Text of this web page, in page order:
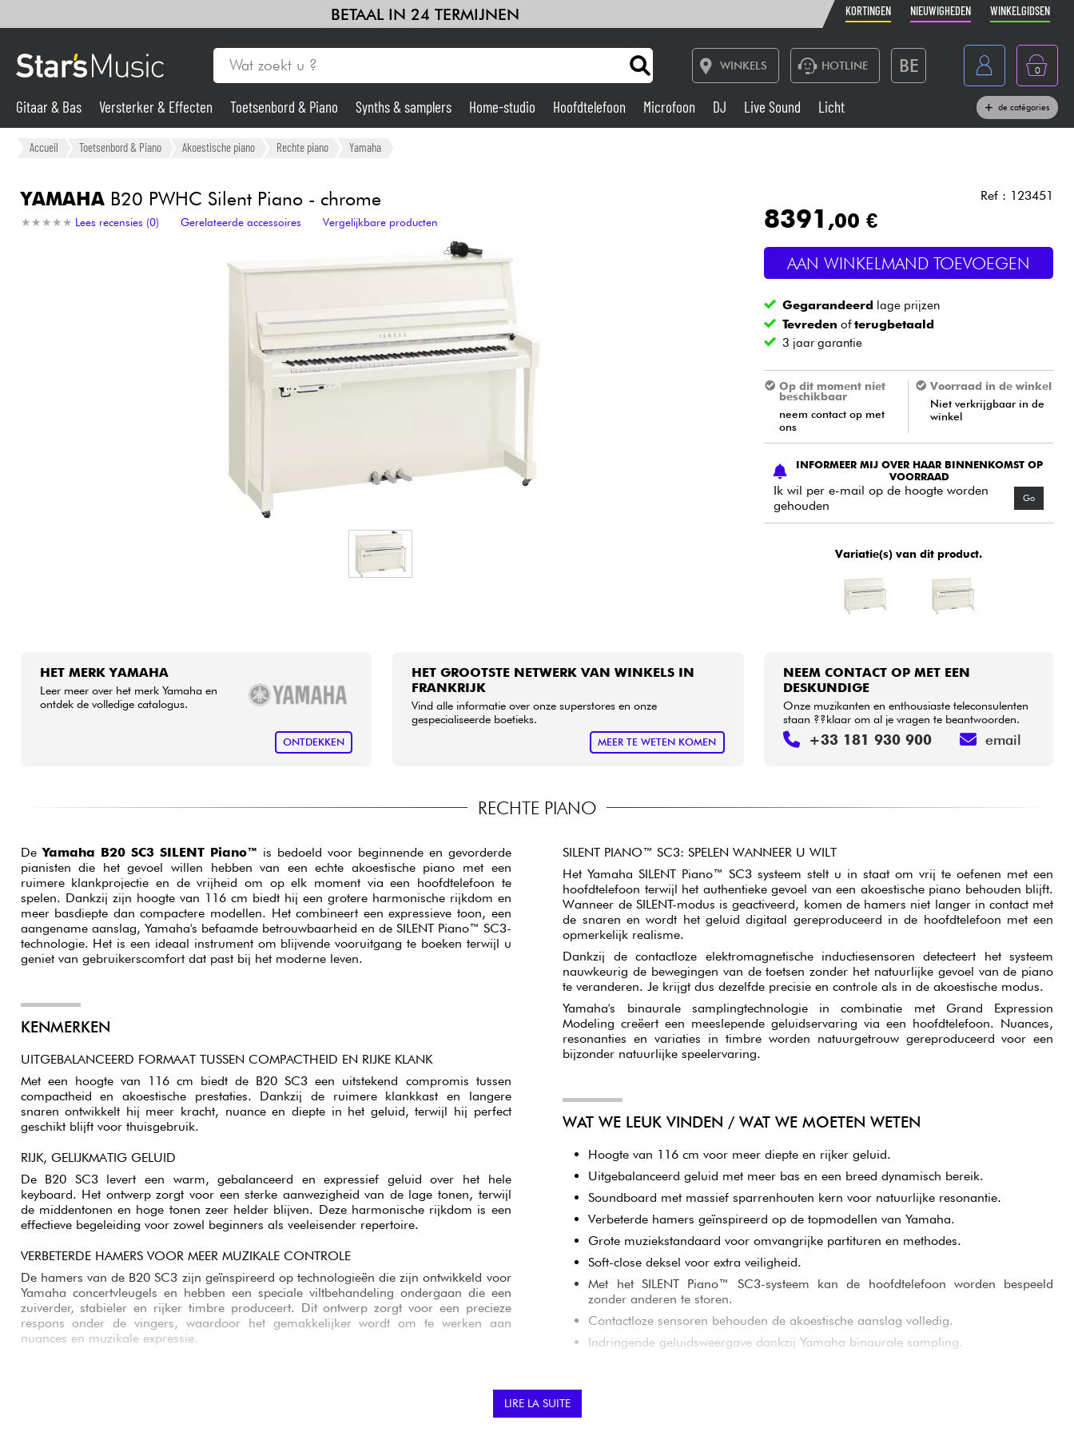
BETAAL IN 24 TERMIJNEN KORTINGEN NIEUWIGHEDEN WINKELGIDSEN
WINKELS HOTLINE BE
France
Belgique
Nederland
0
Gitaar & Bas
Synths & samplers
Live Sound
Blaasinstrument
Kinderen Kabels & toebehoren
Sets
Gitaar & Bas Versterker & Effecten Toetsenbord & Piano Synths & samplers Home-studio Hoofdtelefoon Microfoon DJ Live Sound Licht de catégories
Accueil Toetsenbord & Piano Akoestische piano Rechte piano Yamaha
YAMAHAB20 PWHC Silent Piano - chrome
★ ★ ★ ★ ★
★ ★ ★ ★ ★ Lees recensies (0) Gerelateerde accessoires Vergelijkbare producten
Ref : 123451
8391 ,00 €
AAN WINKELMAND TOEVOEGEN
Gegarandeerd lage prijzen
Tevreden ofterugbetaald
3 jaar garantie
Op dit moment niet
beschikbaar
neem contact op met
ons
Voorraad in de winkel
Niet verkrijgbaar in de
winkel
INFORMEER MIJ OVER HAAR BINNENKOMST OP
VOORRAAD
Ik wil per e-mail op de hoogte worden
gehouden
Go
Variatie(s) van dit product.
HET MERK YAMAHA
Leer meer over het merk Yamaha en
ontdek de volledige catalogus.
ONTDEKKEN
HET GROOTSTE NETWERK VAN WINKELS IN
FRANKRIJK
Vind alle informatie over onze superstores en onze
gespecialiseerde boetieks.
MEER TE WETEN KOMEN
NEEM CONTACT OP MET EEN
DESKUNDIGE
Onze muzikanten en enthousiaste teleconsulenten
staan ??klaar om al je vragen te beantwoorden.
+33 181 930 900 email
RECHTE PIANO
DeYamaha B20 SC3 SILENT Piano™ is bedoeld voor beginnende en gevorderde
pianisten die het gevoel willen hebben van een echte akoestische piano met een
ruimere klankprojectie en de vrijheid om op elk moment via een hoofdtelefoon te
spelen. Dankzij zijn hoogte van 116 cm biedt hij een grotere harmonische rijkdom en
meer basdiepte dan compactere modellen. Het combineert een expressieve toon, een
aangename aanslag, Yamaha's befaamde betrouwbaarheid en de SILENT Piano™ SC3-
technologie. Het is een ideaal instrument om blijvende vooruitgang te boeken terwijl u
geniet van gebruikerscomfort dat past bij het moderne leven.
KENMERKEN
UITGEBALANCEERD FORMAAT TUSSEN COMPACTHEID EN RIJKE KLANK
Met een hoogte van 116 cm biedt de B20 SC3 een uitstekend compromis tussen
compactheid en akoestische prestaties. Dankzij de ruimere klankkast en langere
snaren ontwikkelt hij meer kracht, nuance en diepte in het geluid, terwijl hij perfect
geschikt blijft voor thuisgebruik.
RIJK, GELIJKMATIG GELUID
De B20 SC3 levert een warm, gebalanceerd en expressief geluid over het hele
keyboard. Het ontwerp zorgt voor een sterke aanwezigheid van de lage tonen, terwijl
de middentonen en hoge tonen zeer helder blijven. Deze harmonische rijkdom is een
effectieve begeleiding voor zowel beginners als veeleisender repertoire.
VERBETERDE HAMERS VOOR MEER MUZIKALE CONTROLE
De hamers van de B20 SC3 zijn geïnspireerd op technologieën die zijn ontwikkeld voor
Yamaha concertvleugels en hebben een speciale viltbehandeling ondergaan die een
zuiverder, stabieler en rijker timbre produceert. Dit ontwerp zorgt voor een precieze
respons onder de vingers, waardoor het gemakkelijker wordt om te werken aan
nuances en muzikale expressie.
Het klankbord van de B20 SC3 heeft een kern van massief sparrenhout, een materiaal
dat bekend staat om zijn akoestische kwaliteiten. Dit ontwerp bevordert een natuurlijke
resonantie, een mooie klankprojectie en een uitstekende harmonische rijkdom. Het
SILENT PIANO™ SC3: SPELEN WANNEER U WILT
Het Yamaha SILENT Piano™ SC3 systeem stelt u in staat om vrij te oefenen met een
hoofdtelefoon terwijl het authentieke gevoel van een akoestische piano behouden blijft.
Wanneer de SILENT-modus is geactiveerd, komen de hamers niet langer in contact met
de snaren en wordt het geluid digitaal gereproduceerd in de hoofdtelefoon met een
opmerkelijk realisme.
Dankzij de contactloze elektromagnetische inductiesensoren detecteert het systeem
nauwkeurig de bewegingen van de toetsen zonder het natuurlijke gevoel van de piano
te veranderen. Je krijgt dus dezelfde precisie en controle als in de akoestische modus.
Yamaha's binaurale samplingtechnologie in combinatie met Grand Expression
Modeling creëert een meeslepende geluidservaring via een hoofdtelefoon. Nuances,
resonanties en variaties in timbre worden natuurgetrouw gereproduceerd voor een
bijzonder natuurlijke speelervaring.
WAT WE LEUK VINDEN / WAT WE MOETEN WETEN
Hoogte van 116 cm voor meer diepte en rijker geluid.
Uitgebalanceerd geluid met meer bas en een breed dynamisch bereik.
Soundboard met massief sparrenhouten kern voor natuurlijke resonantie.
Verbeterde hamers geïnspireerd op de topmodellen van Yamaha.
Grote muziekstandaard voor omvangrijke partituren en methodes.
Soft-close deksel voor extra veiligheid.
Met het SILENT Piano™ SC3-systeem kan de hoofdtelefoon worden bespeeld
zonder anderen te storen.
Contactloze sensoren behouden de akoestische aanslag volledig.
Indringende geluidsweergave dankzij Yamaha binaurale sampling.
VOOR WIE IS DIT PRODUCT
LIRE LA SUITE